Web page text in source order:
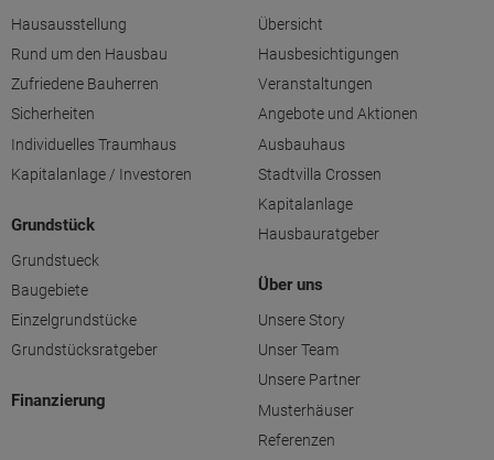
Hausausstellung
Rund um den Hausbau
Zufriedene Bauherren
Sicherheiten
Individuelles Traumhaus
Kapitalanlage / Investoren
Grundstück
Grundstueck
Baugebiete
Einzelgrundstücke
Grundstücksratgeber
Finanzierung
Übersicht
Hausbesichtigungen
Veranstaltungen
Angebote und Aktionen
Ausbauhaus
Stadtvilla Crossen
Kapitalanlage
Hausbauratgeber
Über uns
Unsere Story
Unser Team
Unsere Partner
Musterhäuser
Referenzen